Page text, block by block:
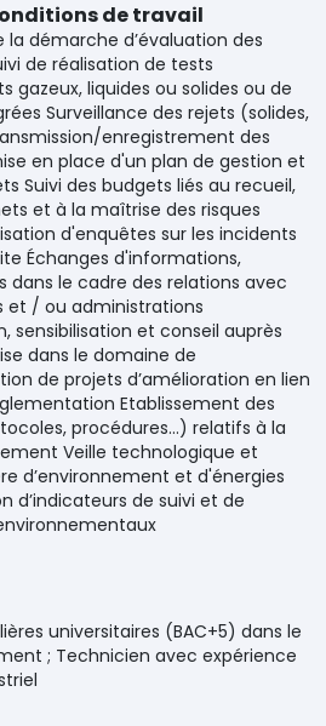
de travail
la démarche d’évaluation des
de réalisation de tests
gazeux, liquides ou solides ou de
Surveillance des rejets (solides,
enregistrement des
en place d'un plan de gestion et
Suivi des budgets liés au recueil,
et à la maîtrise des risques
d'enquêtes sur les incidents
Échanges d'informations,
dans le cadre des relations avec
et / ou administrations
sensibilisation et conseil auprès
dans le domaine de
de projets d’amélioration en lien
Etablissement des
procédures...) relatifs à la
Veille technologique et
d’environnement et d'énergies
d’indicateurs de suivi et de
universitaires (BAC+5) dans le
; Technicien avec expérience